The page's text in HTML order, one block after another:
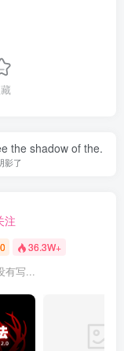
the shadow of the.
影了
注
36.3W+
有写...